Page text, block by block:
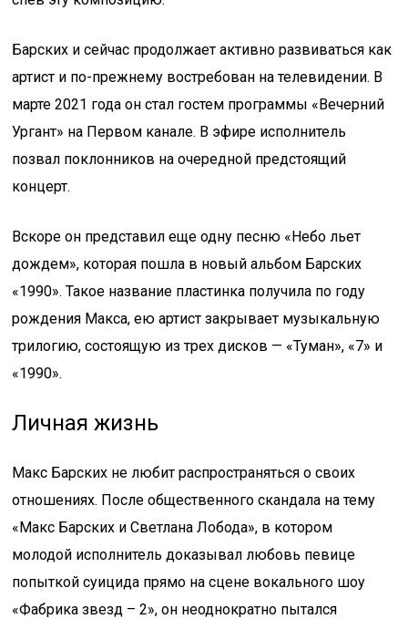
Барских и сейчас продолжает активно развиваться как
артист и по-прежнему востребован на телевидении. В
марте 2021 года он стал гостем программы «Вечерний
Ургант» на Первом канале. В эфире исполнитель
позвал поклонников на очередной предстоящий
концерт.
Вскоре он представил еще одну песню «Небо льет
дождем», которая пошла в новый альбом Барских
«1990». Такое название пластинка получила по году
рождения Макса, ею артист закрывает музыкальную
трилогию, состоящую из трех дисков — «Туман», «7» и
«1990».
Личная жизнь
Макс Барских не любит распространяться о своих
отношениях. После общественного скандала на тему
«Макс Барских и Светлана Лобода», в котором
молодой исполнитель доказывал любовь певице
попыткой суицида прямо на сцене вокального шоу
«Фабрика звезд – 2», он неоднократно пытался